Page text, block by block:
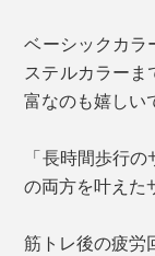
ベーシックカラ
ステルカラーま
富なのも嬉しい
「長時間歩行
の両方を叶えた
筋トレ後の疲労